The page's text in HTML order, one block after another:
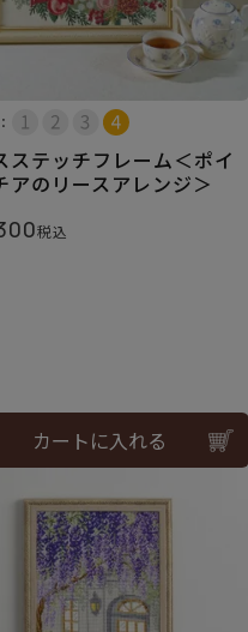
ステッチフレーム＜ポイ
アのリースアレンジ＞
税込
カートに入れる